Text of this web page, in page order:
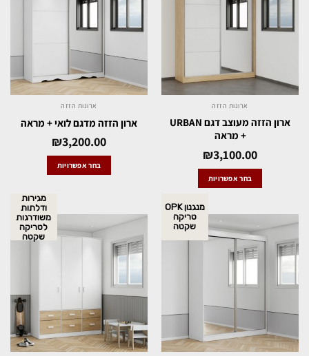
ארונות הזזה
ארון הזזה מעוצב דגם URBAN
+ מראה
₪3,100.00
בחר אפשרויות
ארונות הזזה
ארון הזזה מדגם לואי + מראה
₪3,200.00
בחר אפשרויות
מנגנון OPK
טריקה
שקטה
מגירות
ודלתות
משודרגות
לטריקה
שקטה